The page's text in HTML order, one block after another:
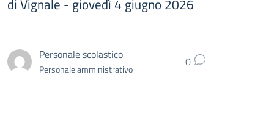
di Vignale - giovedì 4 giugno 2026
Personale scolastico
Personale amministrativo 0